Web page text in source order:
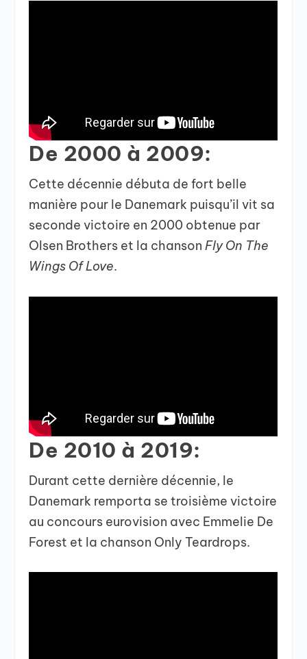
De 2000 à 2009:
Cette décennie débuta de fort belle
manière pour le Danemark puisqu’il vit sa
seconde victoire en 2000 obtenue par
Olsen Brothers et la chansonFly On The
Wings Of Love.
De 2010 à 2019:
Durant cette dernière décennie, le
Danemark remporta se troisième victoire
au concours eurovision avec Emmelie De
Forest et la chanson Only Teardrops.